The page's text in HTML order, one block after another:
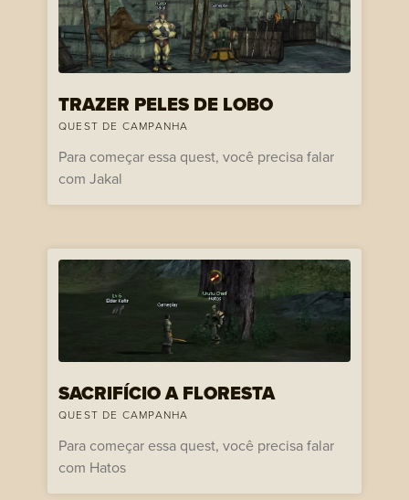
TRAZER PELES DE LOBO
QUEST DE CAMPANHA
Para começar essa quest, você precisa falar
com Jakal
SACRIFÍCIO A FLORESTA
QUEST DE CAMPANHA
Para começar essa quest, você precisa falar
com Hatos